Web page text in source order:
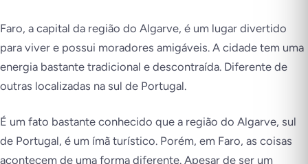
Faro, a capital da região do Algarve, é um lugar divertido
para viver e possui moradores amigáveis. A cidade tem uma
energia bastante tradicional e descontraída. Diferente de
outras localizadas na sul de Portugal.
É um fato bastante conhecido que a região do Algarve, sul
de Portugal, é um ímã turístico. Porém, em Faro, as coisas
acontecem de uma forma diferente. Apesar de ser um